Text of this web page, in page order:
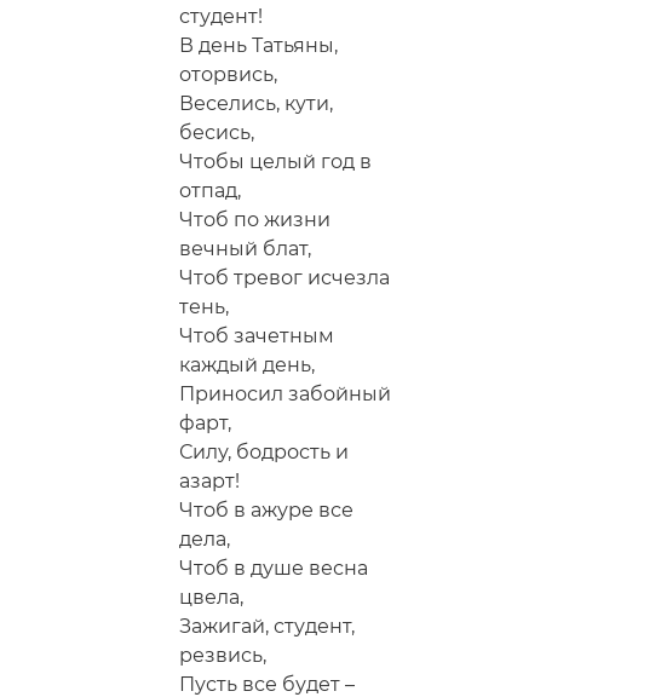
студент!
В день Татьяны,
оторвись,
Веселись, кути,
бесись,
Чтобы целый год в
отпад,
Чтоб по жизни
вечный блат,
Чтоб тревог исчезла
тень,
Чтоб зачетным
каждый день,
Приносил забойный
фарт,
Силу, бодрость и
азарт!
Чтоб в ажуре все
дела,
Чтоб в душе весна
цвела,
Зажигай, студент,
резвись,
Пусть все будет –